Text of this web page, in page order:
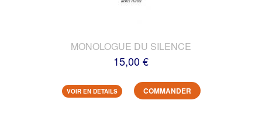
MONOLOGUE DU SILENCE
15,00 €
VOIR EN DETAILS COMMANDER